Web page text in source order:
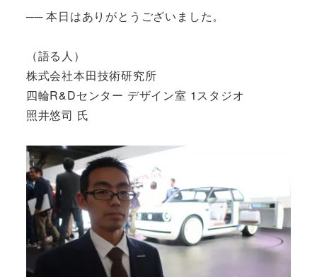
── 本日はありがとうございました。
（語る人）
株式会社本田技術研究所
四輪R&Dセンター デザイン室 1スタジオ
照井悠司 氏